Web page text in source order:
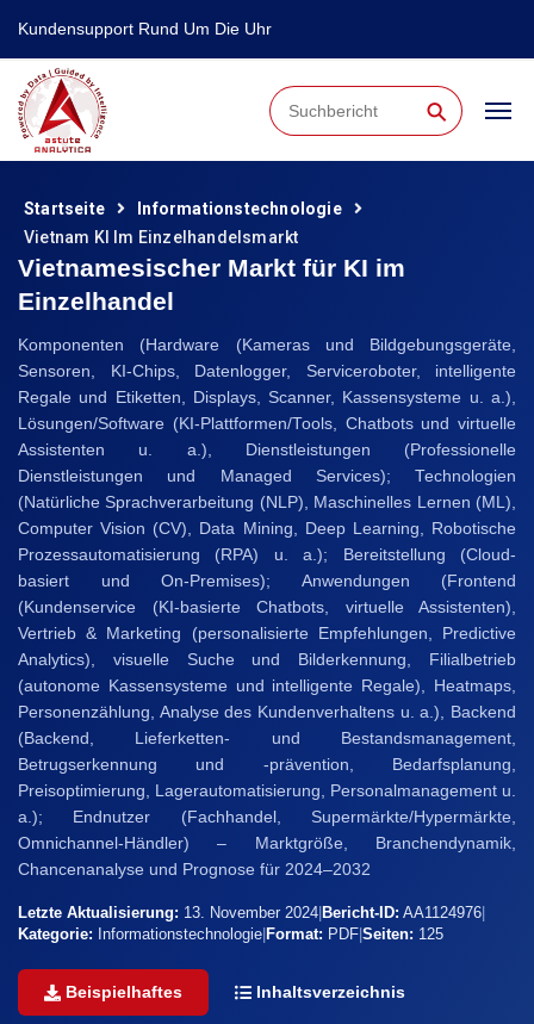
Kundensupport Rund Um Die Uhr
⚲
Startseite
Informationstechnologie
Vietnam KI Im Einzelhandelsmarkt
Vietnamesischer Markt für KI im
Einzelhandel
Komponenten (Hardware (Kameras und Bildgebungsgeräte,
Sensoren, KI-Chips, Datenlogger, Serviceroboter, intelligente
Regale und Etiketten, Displays, Scanner, Kassensysteme u. a.),
Lösungen/Software (KI-Plattformen/Tools, Chatbots und virtuelle
Assistenten u. a.), Dienstleistungen (Professionelle
Dienstleistungen und Managed Services); Technologien
(Natürliche Sprachverarbeitung (NLP), Maschinelles Lernen (ML),
Computer Vision (CV), Data Mining, Deep Learning, Robotische
Prozessautomatisierung (RPA) u. a.); Bereitstellung (Cloud-
basiert und On-Premises); Anwendungen (Frontend
(Kundenservice (KI-basierte Chatbots, virtuelle Assistenten),
Vertrieb & Marketing (personalisierte Empfehlungen, Predictive
Analytics), visuelle Suche und Bilderkennung, Filialbetrieb
(autonome Kassensysteme und intelligente Regale), Heatmaps,
Personenzählung, Analyse des Kundenverhaltens u. a.), Backend
(Backend, Lieferketten- und Bestandsmanagement,
Betrugserkennung und -prävention, Bedarfsplanung,
Preisoptimierung, Lagerautomatisierung, Personalmanagement u.
a.); Endnutzer (Fachhandel, Supermärkte/Hypermärkte,
Omnichannel-Händler) – Marktgröße, Branchendynamik,
Chancenanalyse und Prognose für 2024–2032
Letzte Aktualisierung: 13. November 2024 Bericht-ID: AA1124976
Kategorie: Informationstechnologie Format: PDF Seiten: 125
Beispielhaftes Inhaltsverzeichnis